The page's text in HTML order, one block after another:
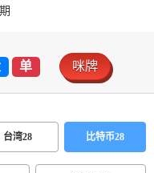
单 咪牌
台湾28 比特币28